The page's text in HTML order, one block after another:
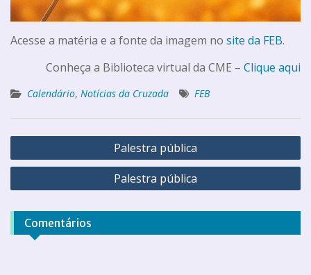
Acesse a matéria e a fonte da imagem no site da FEB.
Conheça a Biblioteca virtual da CME – Clique aqui
Calendário, Notícias da Cruzada FEB
Palestra pública
Palestra pública
Comentários